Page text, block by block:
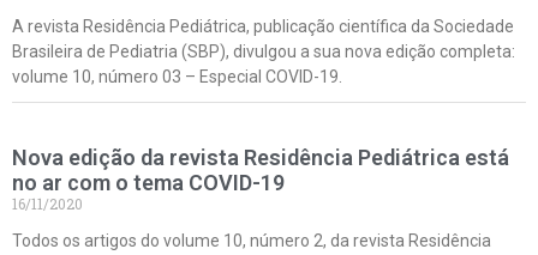
A revista Residência Pediátrica, publicação científica da Sociedade
Brasileira de Pediatria (SBP), divulgou a sua nova edição completa:
volume 10, número 03 – Especial COVID-19.
Nova edição da revista Residência Pediátrica está
no ar com o tema COVID-19
16/11/2020
Todos os artigos do volume 10, número 2, da revista Residência